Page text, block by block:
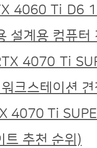
4060 Ti D6
설계용 컴퓨터
4070 Ti
크스테이션
4070 Ti
트 추천 순위)